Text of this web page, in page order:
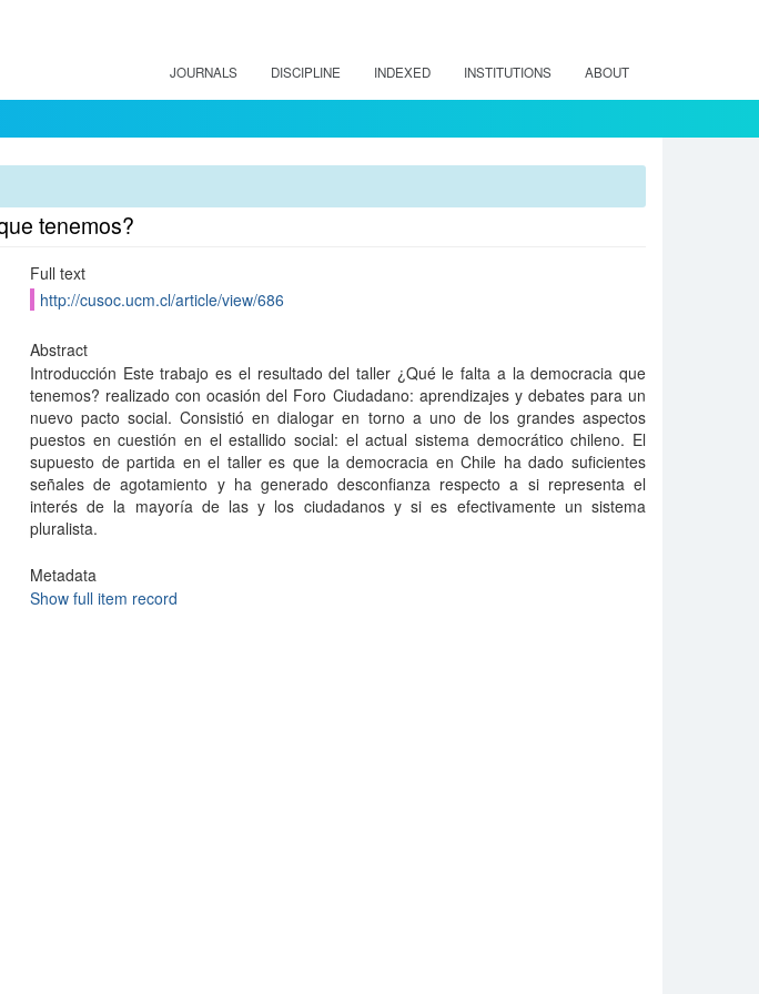
JOURNALS DISCIPLINE INDEXED INSTITUTIONS ABOUT
tenemos?
Full text
http://cusoc.ucm.cl/article/view/686
Abstract
Introducción Este trabajo es el resultado del taller ¿Qué le falta a la democracia que
tenemos? realizado con ocasión del Foro Ciudadano: aprendizajes y debates para un
nuevo pacto social. Consistió en dialogar en torno a uno de los grandes aspectos
puestos en cuestión en el estallido social: el actual sistema democrático chileno. El
supuesto de partida en el taller es que la democracia en Chile ha dado suficientes
señales de agotamiento y ha generado desconfianza respecto a si representa el
interés de la mayoría de las y los ciudadanos y si es efectivamente un sistema
pluralista.
Metadata
Show full item record